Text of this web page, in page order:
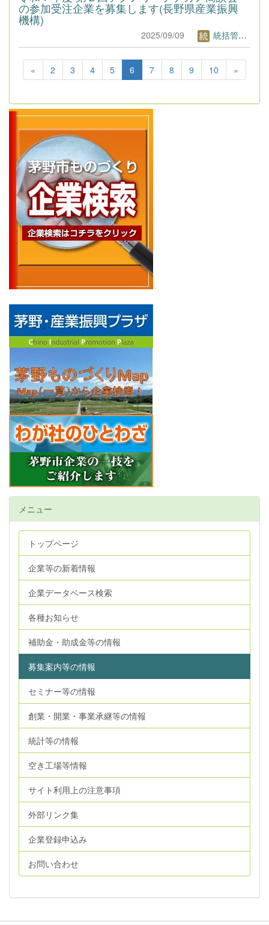
の参加受注企業を募集します(長野県産業振興
機構)
2025/09/09 統括管理者1
« 2 3 4 5 6 7 8 9 10 »
メニュー
トップページ
企業等の新着情報
企業データベース検索
各種お知らせ
補助金・助成金等の情報
募集案内等の情報
セミナー等の情報
創業・開業・事業承継等の情報
統計等の情報
空き工場等情報
サイト利用上の注意事項
外部リンク集
企業登録申込み
お問い合わせ